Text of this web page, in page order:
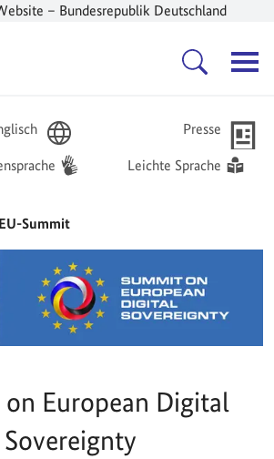
– Bundesrepublik Deutschland
Presse
Leichte Sprache
EU-Summit
European Digital
Sovereignty